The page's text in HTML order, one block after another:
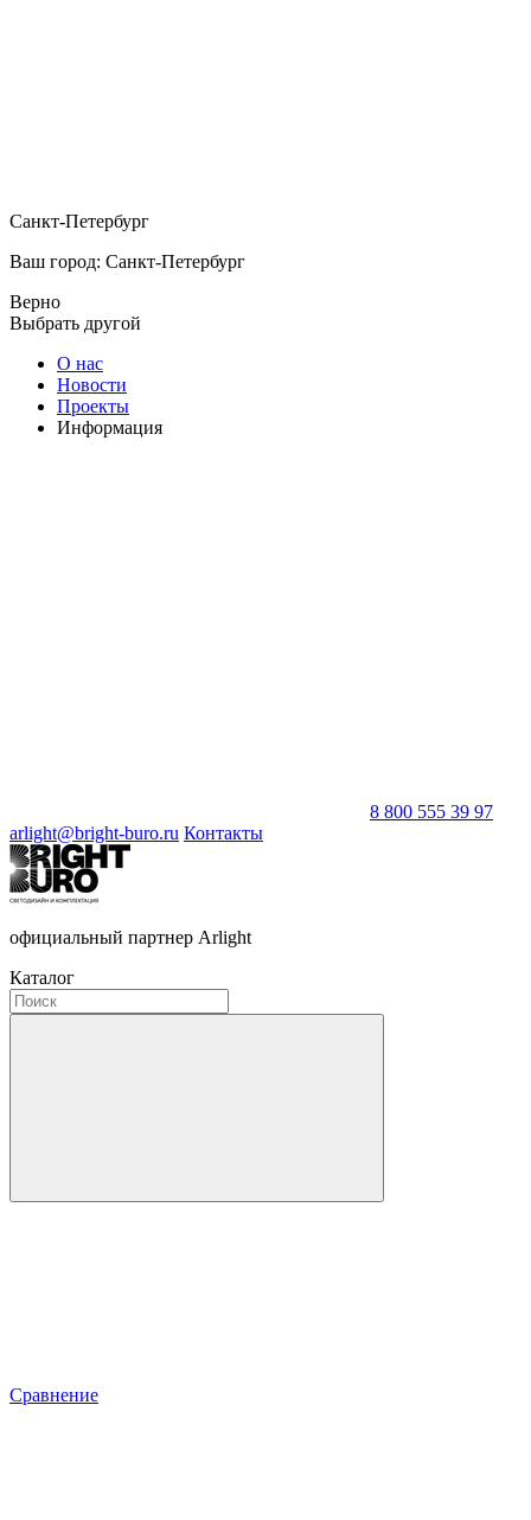
Санкт-Петербург
Ваш город: Санкт-Петербург
Верно
Выбрать другой
О нас
Новости
Проекты
Информация
8 800 555 39 97
arlight@bright-buro.ru Контакты
официальный партнер Arlight
Каталог
Сравнение